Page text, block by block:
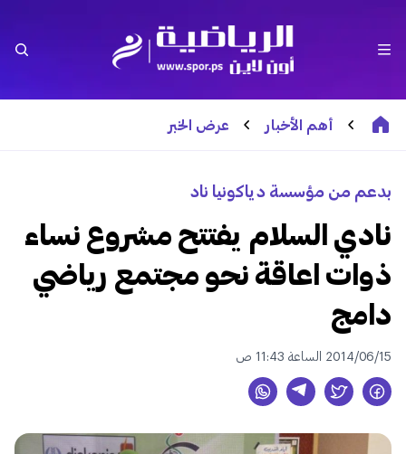
أهم الأخبار عرض الخبر
بدعم من مؤسسة دياكونيا ناد
نادي السلام يفتتح مشروع نساء
ذوات اعاقة نحو مجتمع رياضي
دامج
2014/06/15 الساعة 11:43 ص